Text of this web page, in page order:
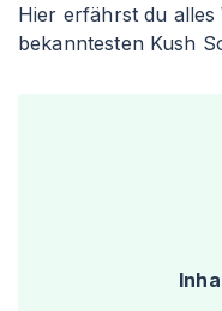
Hier erfährst du alles
bekanntesten Kush